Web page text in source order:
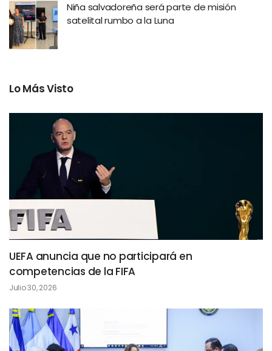
Niña salvadoreña será parte de misión
satelital rumbo a la Luna
Lo Más Visto
UEFA anuncia que no participará en
competencias de la FIFA
Julio 30, 2026